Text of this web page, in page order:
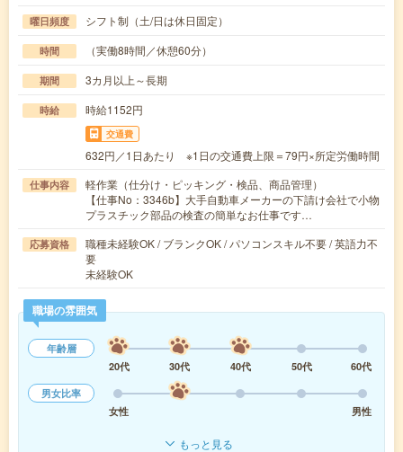
曜日頻度 シフト制（土/日は休日固定）
時間 （実働8時間／休憩60分）
期間 3カ月以上～長期
時給 時給1152円
交通費
632円／1日あたり ※1日の交通費上限＝79円×所定労働時間
仕事内容
軽作業（仕分け・ピッキング・検品、商品管理）
【仕事No：3346b】大手自動車メーカーの下請け会社で小物
プラスチック部品の検査の簡単なお仕事です…
応募資格
職種未経験OK / ブランクOK / パソコンスキル不要 / 英語力不
要
未経験OK
職場の雰囲気
年齢層
20代
30代 40代 50代
60代
男女比率
女性
男性
もっと見る